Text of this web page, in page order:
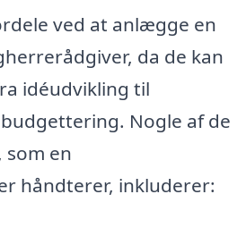
ved at anlægge en
da de kan
idéudvikling til
Nogle af de
som en
håndterer, inkluderer: